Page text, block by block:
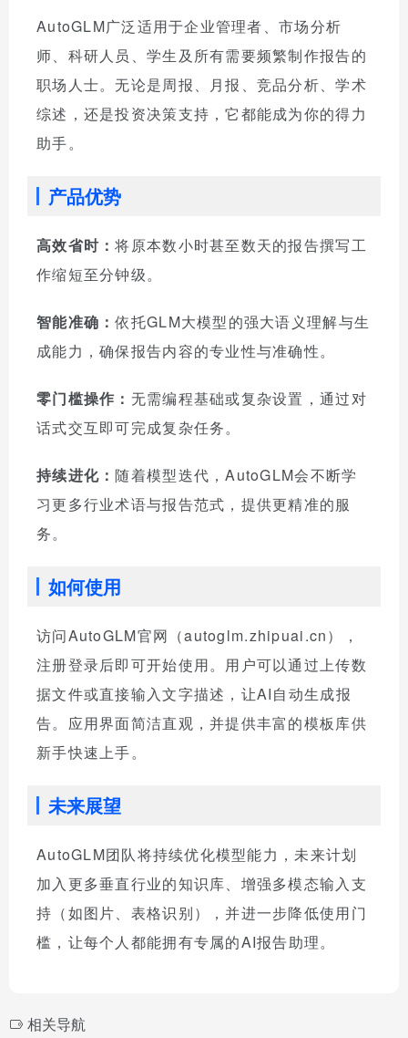
AutoGLM广泛适用于企业管理者、市场分析
师、科研人员、学生及所有需要频繁制作报告的
职场人士。无论是周报、月报、竞品分析、学术
综述，还是投资决策支持，它都能成为你的得力
助手。
产品优势
高效省时：将原本数小时甚至数天的报告撰写工
作缩短至分钟级。
智能准确：依托GLM大模型的强大语义理解与生
成能力，确保报告内容的专业性与准确性。
零门槛操作： 无需编程基础或复杂设置，通过对
话式交互即可完成复杂任务。
持续进化：随着模型迭代，AutoGLM会不断学
习更多行业术语与报告范式，提供更精准的服
务。
如何使用
访问AutoGLM官网（autoglm.zhipuai.cn），
注册登录后即可开始使用。用户可以通过上传数
据文件或直接输入文字描述，让AI自动生成报
告。应用界面简洁直观，并提供丰富的模板库供
新手快速上手。
未来展望
AutoGLM团队将持续优化模型能力，未来计划
加入更多垂直行业的知识库、增强多模态输入支
持（如图片、表格识别），并进一步降低使用门
槛，让每个人都能拥有专属的AI报告助理。
相关导航